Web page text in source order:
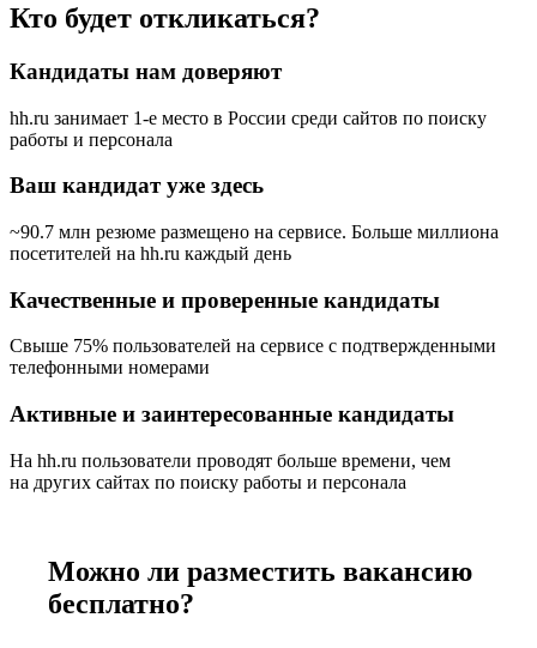
Кто будет откликаться?
Кандидаты нам доверяют
hh.ru занимает 1-е место в России среди сайтов по поиску
работы и персонала
Ваш кандидат уже здесь
~90.7 млн резюме размещено на сервисе. Больше миллиона
посетителей на hh.ru каждый день
Качественные и проверенные кандидаты
Свыше 75% пользователей на сервисе с подтвержденными
телефонными номерами
Активные и заинтересованные кандидаты
На hh.ru пользователи проводят больше времени, чем
на других сайтах по поиску работы и персонала
Можно ли разместить вакансию
бесплатно?